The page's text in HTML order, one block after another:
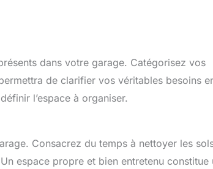
dans votre garage. Catégorisez vos
de clarifier vos véritables besoins
l’espace à organiser.
Consacrez du temps à nettoyer les
espace propre et bien entretenu constitue